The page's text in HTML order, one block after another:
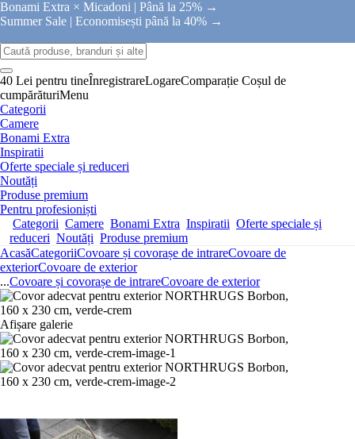
Bonami Extra × Micadoni | Până la 25% →
Summer Sale | Economisești până la 40% →
40 Lei pentru tineÎnregistrareLogareComparație Coșul de
cumpărăturiMenu
Categorii
Camere
Bonami Extra
Inspiratii
Oferte speciale și reduceri
Noutăți
Produse premium
Pentru profesioniști
Categorii Camere Bonami Extra Inspiratii Oferte speciale și
reduceri Noutăți Produse premium
AcasăCategoriiCovoare și covorașe de intrareCovoare de
exteriorCovoare de exterior
...Covoare și covorașe de intrareCovoare de exterior
Afișare galerie